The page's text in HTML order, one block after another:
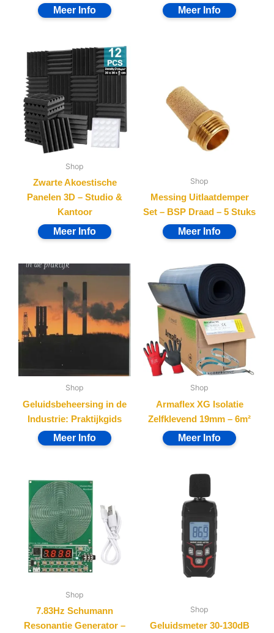
Shop
Zwarte Akoestische
Panelen 3D – Studio &
Kantoor
Shop
Messing Uitlaatdemper
Set – BSP Draad – 5 Stuks
Shop
Geluidsbeheersing in de
Industrie: Praktijkgids
Shop
Armaflex XG Isolatie
Zelfklevend 19mm – 6m²
Shop
7.83Hz Schumann
Resonantie Generator –
Shop
Geluidsmeter 30-130dB